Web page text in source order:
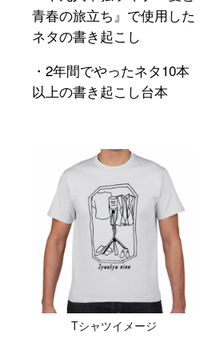
青春の旅立ち』で使用した
ネタの書き起こし
・ 2年間でやったネタ10本
以上の書き起こし台本
Tシャツイメージ